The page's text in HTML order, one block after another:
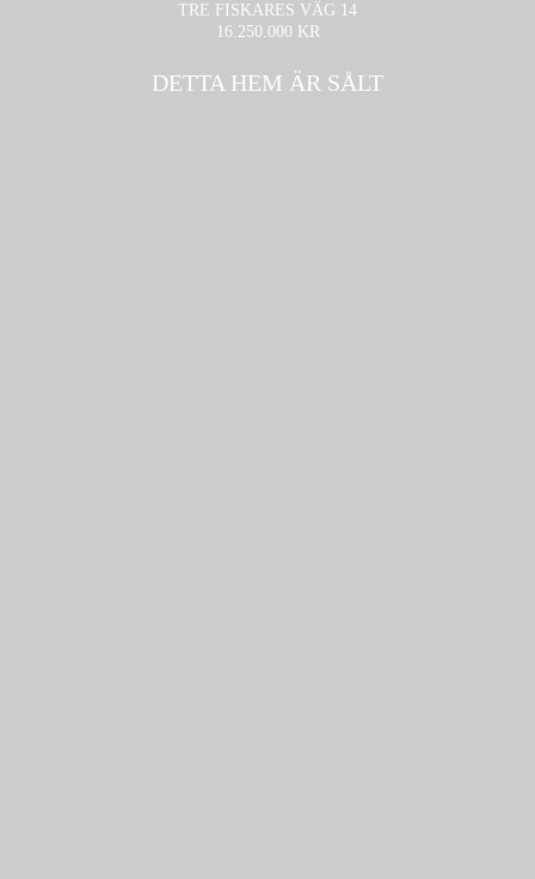
TRE FISKARES VÄG 14
16.250.000 KR
DETTA HEM ÄR SÅLT